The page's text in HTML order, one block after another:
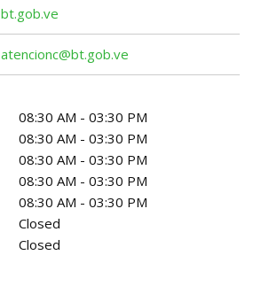
bt.gob.ve
atencionc@bt.gob.ve
08:30 AM - 03:30 PM
08:30 AM - 03:30 PM
08:30 AM - 03:30 PM
08:30 AM - 03:30 PM
08:30 AM - 03:30 PM
Closed
Closed